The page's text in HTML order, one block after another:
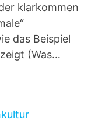
klarkommen
das Beispiel
(Was…